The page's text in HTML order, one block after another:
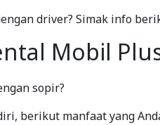
driver? Simak info
Mobil
sopir?
berikut manfaat yang